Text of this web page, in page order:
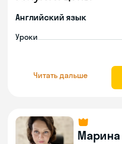
Английский язык
Уроки
Читать дальше
Марина